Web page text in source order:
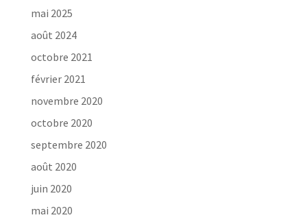
mai 2025
août 2024
octobre 2021
février 2021
novembre 2020
octobre 2020
septembre 2020
août 2020
juin 2020
mai 2020